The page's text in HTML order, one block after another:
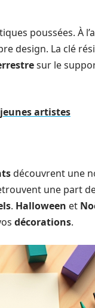
poussées. À
design. La clé
sur le
artistes
découvrent une
une part
. Halloween et
décorations.